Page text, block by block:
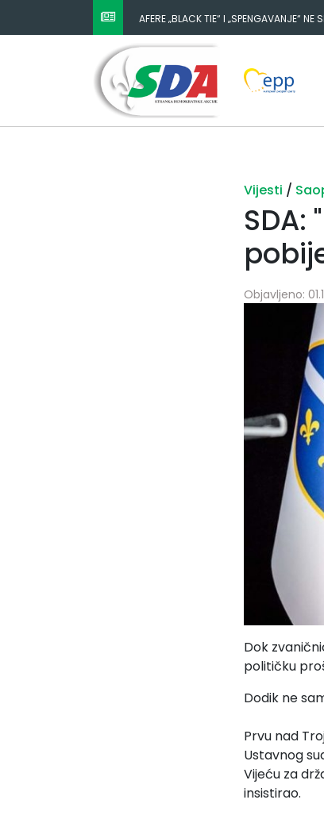
AFERE „BLACK TIE“ I „SPENGAVANJE“ NE
Vijesti /
Objavljeno:
Dok
političku
Dodik ne
Prvu nad
Ustavnog
Vijeću za
insistirao.